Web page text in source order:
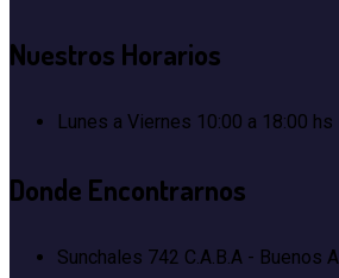
Nuestros Horarios
Lunes a Viernes 10:00 a 18:00 hs
Donde Encontrarnos
Sunchales 742 C.A.B.A - Buenos